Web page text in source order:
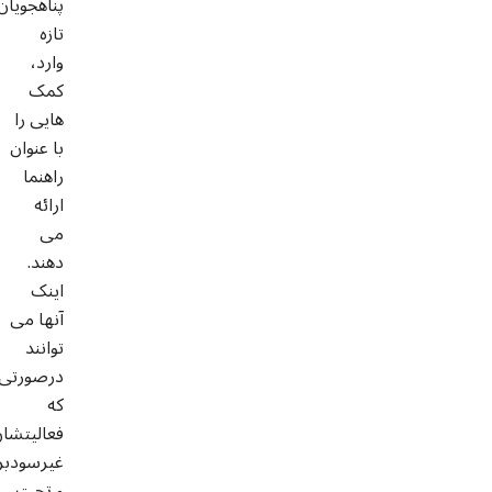
تازه
وارد،
کمک
هایی را
با عنوان
راهنما
ارائه
می
دهند.
اینک
آنها می
توانند
که